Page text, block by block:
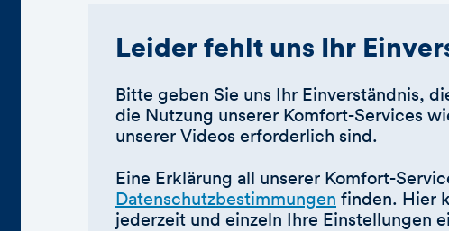
Leider fehlt uns Ihr
Bitte geben Sie uns Ihr Einverständnis,
die Nutzung unserer Komfort-Services
unserer Videos erforderlich sind.
Eine Erklärung all unserer Komfort-
Datenschutzbestimmungen finden. Hier
jederzeit und einzeln Ihre Einstellungen